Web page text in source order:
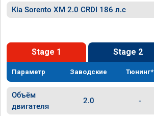
Kia Sorento XM 2.0 CRDI 186 л.с
Stage 1 Stage 2
Параметр Заводские Тюнинг*
Объём
двигателя
2.0 -